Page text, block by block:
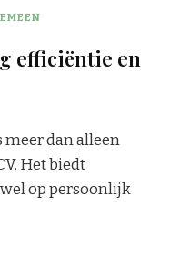
efficiëntie en
meer dan alleen
Het biedt
op persoonlijk